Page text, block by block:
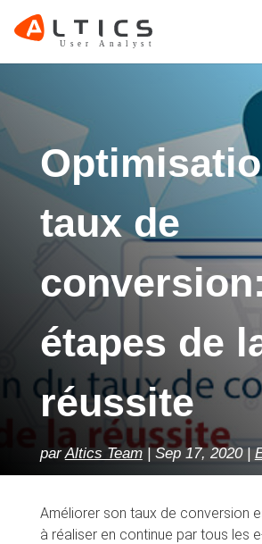
taux de
étapes de
réussite
parAltics Team Sep 17, 2020
Améliorer son taux de conversion
à réaliser en continue par tous les